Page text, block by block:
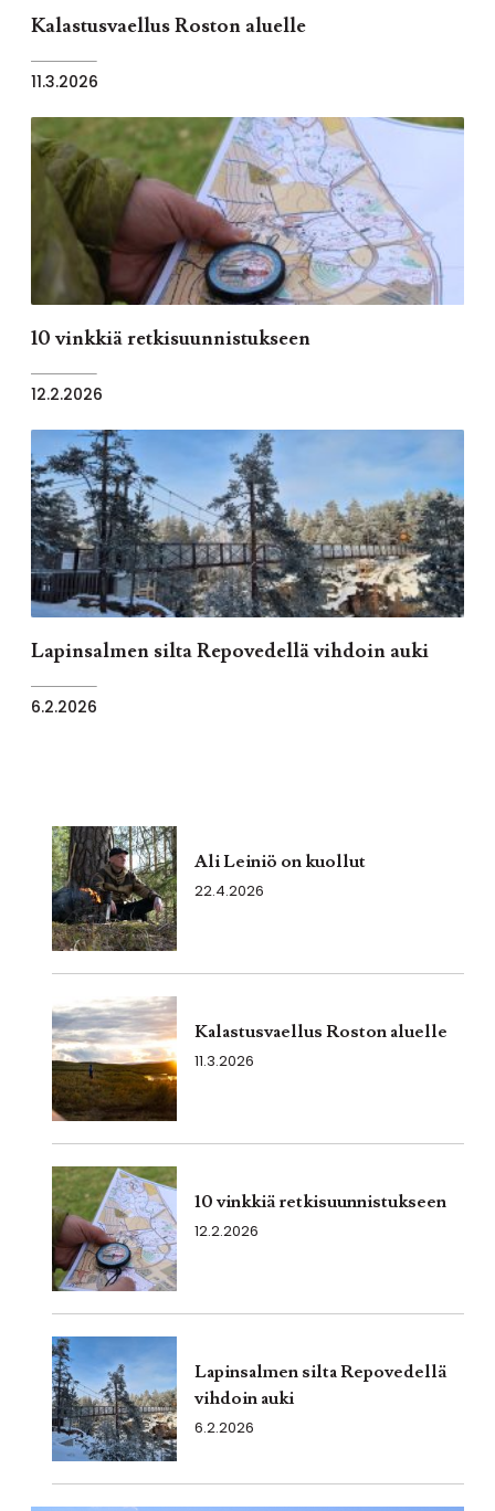
Kalastusvaellus Roston aluelle
11.3.2026
10 vinkkiä retkisuunnistukseen
12.2.2026
Lapinsalmen silta Repovedellä vihdoin auki
6.2.2026
Ali Leiniö on kuollut
22.4.2026
Kalastusvaellus Roston aluelle
11.3.2026
10 vinkkiä retkisuunnistukseen
12.2.2026
Lapinsalmen silta Repovedellä
vihdoin auki
6.2.2026